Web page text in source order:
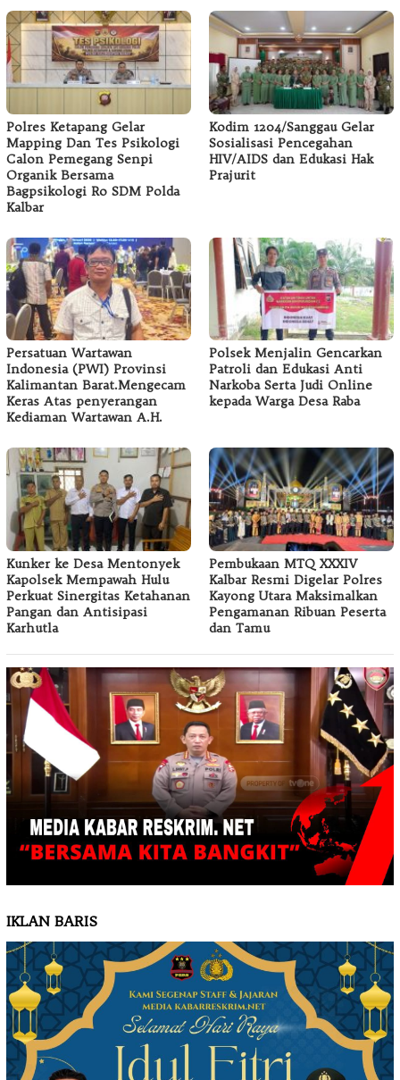
Polres Ketapang Gelar
Mapping Dan Tes Psikologi
Calon Pemegang Senpi
Organik Bersama
Bagpsikologi Ro SDM Polda
Kalbar
Kodim 1204/Sanggau Gelar
Sosialisasi Pencegahan
HIV/AIDS dan Edukasi Hak
Prajurit
Persatuan Wartawan
Indonesia (PWI) Provinsi
Kalimantan Barat.Mengecam
Keras Atas penyerangan
Kediaman Wartawan A.H.
Polsek Menjalin Gencarkan
Patroli dan Edukasi Anti
Narkoba Serta Judi Online
kepada Warga Desa Raba
Kunker ke Desa Mentonyek
Kapolsek Mempawah Hulu
Perkuat Sinergitas Ketahanan
Pangan dan Antisipasi
Karhutla
Pembukaan MTQ XXXIV
Kalbar Resmi Digelar Polres
Kayong Utara Maksimalkan
Pengamanan Ribuan Peserta
dan Tamu
IKLAN BARIS